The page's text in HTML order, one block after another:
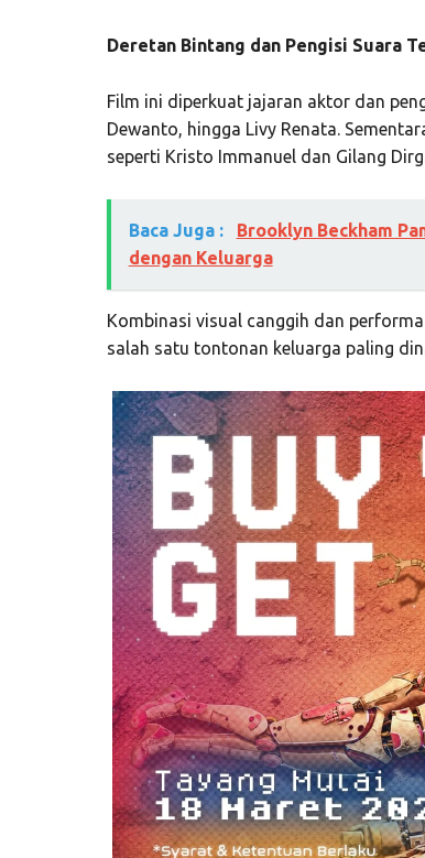
Deretan Bintang dan Pengisi Suara
Film ini diperkuat jajaran aktor dan
Dewanto, hingga Livy Renata.
seperti Kristo Immanuel dan Gilang
Baca Juga :
Brooklyn Beckham
dengan Keluarga
Kombinasi visual canggih dan
salah satu tontonan keluarga paling